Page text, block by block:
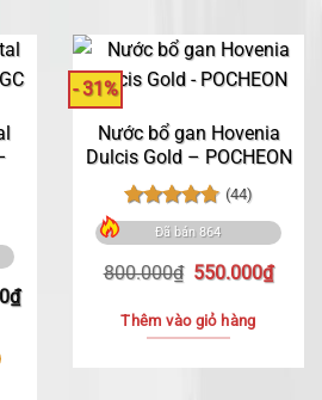
₫Khoảng
- 31%
Nước bổ gan Hovenia
Dulcis Gold – POCHEON
Được xếp
hạng4.77
(44)
Đã bán 864
800.000₫ Giá
là:
800.000₫.
550.000₫Giá
Thêm vào giỏ hàng